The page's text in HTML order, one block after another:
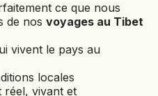
ce que nous
de nos voyages au Tibet
vivent le pays au
locales
réel, vivant et